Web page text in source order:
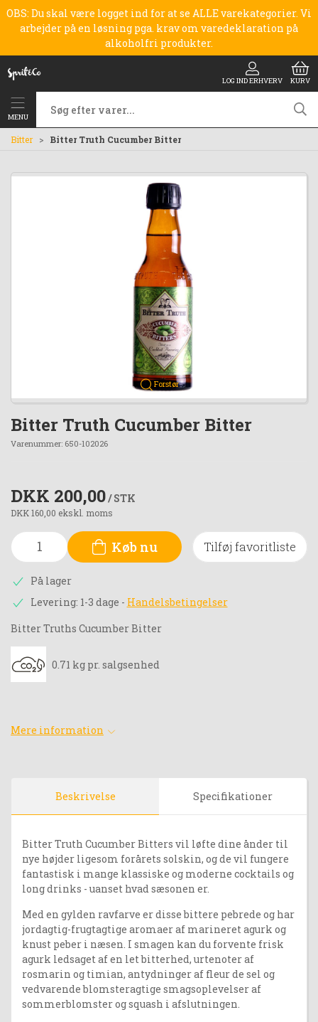
OBS: Du skal være logget ind for at se ALLE varekategorier. Vi
arbejder på en løsning pga. krav om varedeklaration på
alkoholfri produkter.
LOG IND ERHVERV KURV
MENU
Bitter Bitter Truth Cucumber Bitter
Forstør
Bitter Truth Cucumber Bitter
Varenummer: 650-102026
DKK 200,00/ STK
DKK 160,00 ekskl. moms
Køb nu Tilføj favoritliste
På lager
Levering: 1-3 dage - Handelsbetingelser
Bitter Truths Cucumber Bitter
0.71 kg pr. salgsenhed
Mere information
Beskrivelse Specifikationer
Bitter Truth Cucumber Bitters vil løfte dine ånder til
nye højder ligesom forårets solskin, og de vil fungere
fantastisk i mange klassiske og moderne cocktails og
long drinks - uanset hvad sæsonen er.
Med en gylden ravfarve er disse bittere pebrede og har
jordagtig-frugtagtige aromaer af marineret agurk og
knust peber i næsen. I smagen kan du forvente frisk
agurk ledsaget af en let bitterhed, urtenoter af
rosmarin og timian, antydninger af fleur de sel og
vedvarende blomsteragtige smagsoplevelser af
sommerblomster og squash i afslutningen.